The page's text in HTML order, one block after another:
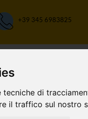
tecniche di
il traffico sul
+39 345 6983825